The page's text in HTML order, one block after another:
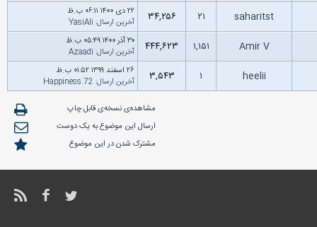
saharitst ۲۱ ۳۴,۲۵۶
۲۲ دى ۱۴۰۰ ۰۶:۱۱ ب.ظ
آخرین ارسال:
YasiAli
Amir V ۱,۱۵۱ ۴۴۴,۶۲۳
۳۰ آذر ۱۴۰۰ ۰۵:۴۹ ب.ظ
آخرین ارسال:
Azaadi
heelii ۳,۵۴۳
۲۶ اسفند ۱۳۹۹ ۰۱:۵۲ ب.ظ
آخرین ارسال:
Happiness.72
مشاهده‌ی نسخه‌ی قابل چاپ
ارسال این موضوع به یک دوست
مشترک شدن در این موضوع